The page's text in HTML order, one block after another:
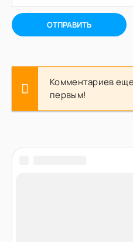
ОТПРАВИТЬ
Комментариев
первым!